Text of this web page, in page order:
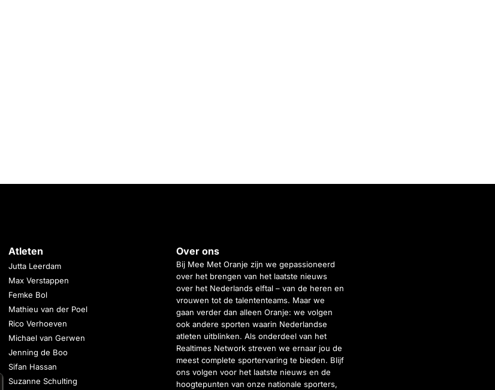
Atleten
Jutta Leerdam
Max Verstappen
Femke Bol
Mathieu van der Poel
Rico Verhoeven
Michael van Gerwen
Jenning de Boo
Sifan Hassan
Suzanne Schulting
Over ons
Bij Mee Met Oranje zijn we gepassioneerd
over het brengen van het laatste nieuws
over het Nederlands elftal – van de heren en
vrouwen tot de talententeams. Maar we
gaan verder dan alleen Oranje: we volgen
ook andere sporten waarin Nederlandse
atleten uitblinken. Als onderdeel van het
Realtimes Network streven we ernaar jou de
meest complete sportervaring te bieden. Blijf
ons volgen voor het laatste nieuws en de
hoogtepunten van onze nationale sporters,